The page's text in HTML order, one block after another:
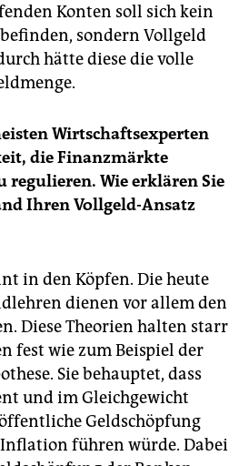
Konten soll sich kein
sondern Vollgeld
hätte diese die volle
Wirtschaftsexperten
die Finanzmärkte
Wie erklären Sie
Ihren Vollgeld-Ansatz
in den Köpfen. Die heute
dienen vor allem den
Diese Theorien halten starr
fest wie zum Beispiel der
Sie behauptet, dass
und im Gleichgewicht
Geldschöpfung
führen würde. Dabei